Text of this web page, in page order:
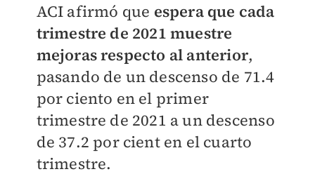
ACI afirmó que espera que cada
trimestre de 2021 muestre
mejoras respecto al anterior,
pasando de un descenso de 71.4
por ciento en el primer
trimestre de 2021 a un descenso
de 37.2 por cient en el cuarto
trimestre.